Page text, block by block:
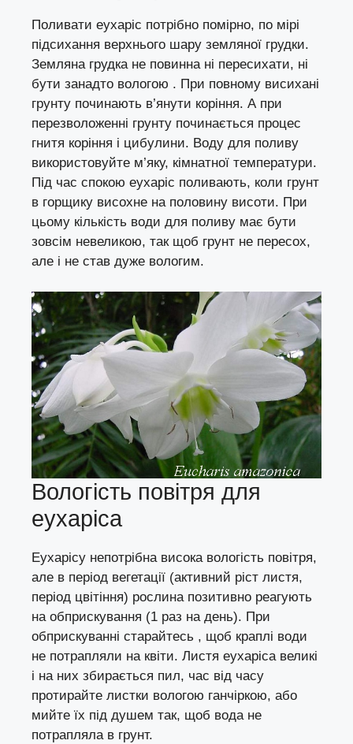
Поливати еухаріс потрібно помірно, по мірі
підсихання верхнього шару земляної грудки.
Земляна грудка не повинна ні пересихати, ні
бути занадто вологою . При повному висихані
грунту починають в’янути коріння. А при
перезволоженні грунту починається процес
гнитя коріння і цибулини. Воду для поливу
використовуйте м’яку, кімнатної температури.
Під час спокою еухаріс поливають, коли грунт
в горщику висохне на половину висоти. При
цьому кількість води для поливу має бути
зовсім невеликою, так щоб грунт не пересох,
але і не став дуже вологим.
Вологість повітря для
еухаріса
Еухарісу непотрібна висока вологість повітря,
але в період вегетації (активний ріст листя,
період цвітіння) рослина позитивно реагують
на обприскування (1 раз на день). При
обприскуванні старайтесь , щоб краплі води
не потрапляли на квіти. Листя еухаріса великі
і на них збирається пил, час від часу
протирайте листки вологою ганчіркою, або
мийте їх під душем так, щоб вода не
потрапляла в грунт.